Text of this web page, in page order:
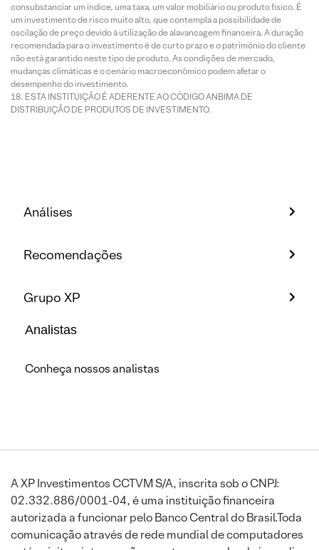
consubstanciar um índice, uma taxa, um valor mobiliário ou produto físico. É
um investimento de risco muito alto, que contempla a possibilidade de
oscilação de preço devido à utilização de alavancagem financeira. A duração
recomendada para o investimento é de curto prazo e o patrimônio do cliente
não está garantido neste tipo de produto. As condições de mercado,
mudanças climáticas e o cenário macroeconômico podem afetar o
desempenho do investimento.
ESTA INSTITUIÇÃO É ADERENTE AO CÓDIGO ANBIMA DE
DISTRIBUIÇÃO DE PRODUTOS DE INVESTIMENTO.
Análises
Recomendações
Grupo XP
Analistas
Conheça nossos analistas
A XP Investimentos CCTVM S/A, inscrita sob o CNPJ:
02.332.886/0001-04, é uma instituição financeira
autorizada a funcionar pelo Banco Central do Brasil.Toda
comunicação através de rede mundial de computadores